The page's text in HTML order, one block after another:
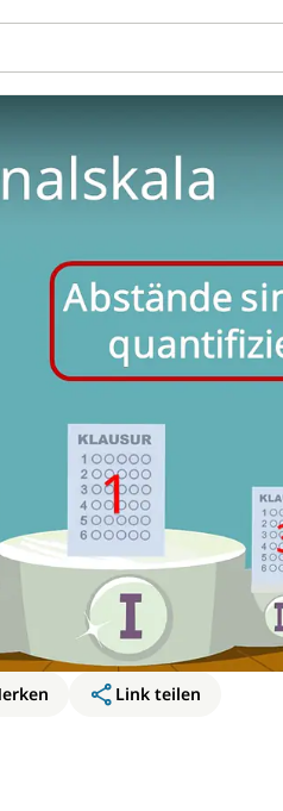
Link teilen